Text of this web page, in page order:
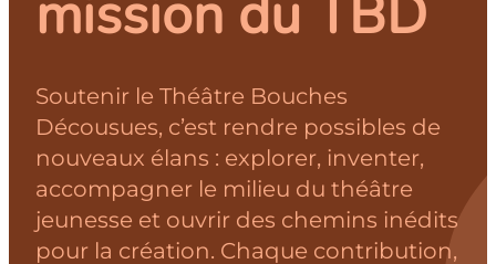
mission du TBD
Soutenir le Théâtre Bouches
Décousues, c’est rendre possibles de
nouveaux élans : explorer, inventer,
accompagner le milieu du théâtre
jeunesse et ouvrir des chemins inédits
pour la création. Chaque contribution,